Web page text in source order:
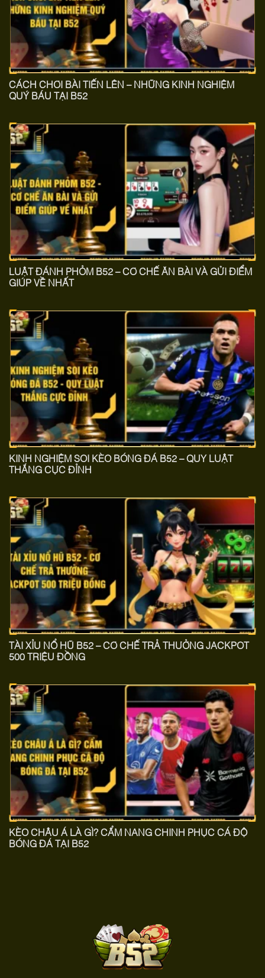
CÁCH CHƠI BÀI TIẾN LÊN​ – NHỮNG KINH NGHIỆM
QUÝ BÁU TẠI B52
LUẬT ĐÁNH PHỎM B52 – CƠ CHẾ ĂN BÀI VÀ GỬI ĐIỂM
GIÚP VỀ NHẤT
KINH NGHIỆM SOI KÈO BÓNG ĐÁ B52 – QUY LUẬT
THẮNG CỰC ĐỈNH
TÀI XỈU NỔ HŨ B52 – CƠ CHẾ TRẢ THƯỞNG JACKPOT
500 TRIỆU ĐỒNG
KÈO CHÂU Á LÀ GÌ? CẨM NANG CHINH PHỤC CÁ ĐỘ
BÓNG ĐÁ TẠI B52